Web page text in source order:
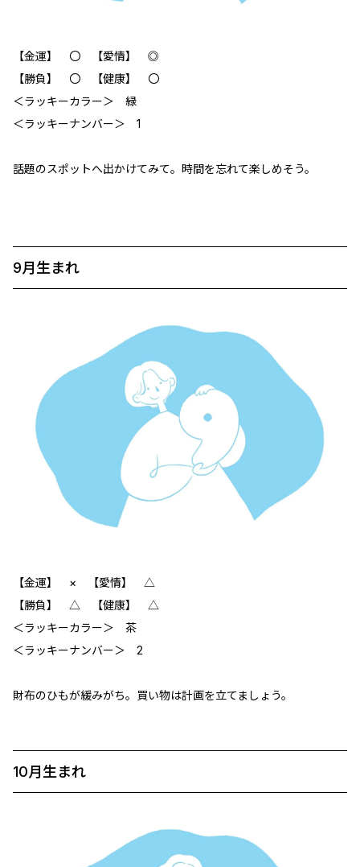
【金運】 〇 【愛情】 ◎
【勝負】 〇 【健康】 〇
＜ラッキーカラー＞ 緑
＜ラッキーナンバー＞ 1
話題のスポットへ出かけてみて。時間を忘れて楽しめそう。
9月生まれ
【金運】 × 【愛情】 △
【勝負】 △ 【健康】 △
＜ラッキーカラー＞ 茶
＜ラッキーナンバー＞ 2
財布のひもが緩みがち。買い物は計画を立てましょう。
10月生まれ